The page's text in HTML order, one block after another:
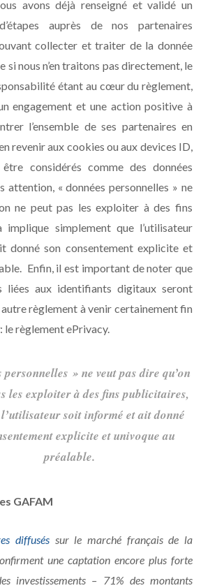
avons déjà renseigné et validé un
auprès de nos partenaires
collecter et traiter de la donnée
si nous n’en traitons pas directement, le
étant au cœur du règlement,
engagement et une action positive à
l’ensemble de ses partenaires en
revenir aux cookies ou aux devices ID,
considérés comme des données
attention, « données personnelles » ne
ne peut pas les exploiter à des fins
implique simplement que l’utilisateur
donné son consentement explicite et
Enfin, il est important de noter que
liées aux identifiants digitaux seront
règlement à venir certainement fin
le règlement ePrivacy.
personnelles » ne veut pas dire qu’on
les exploiter à des fins publicitaires,
soit informé et ait donné
explicite et univoque au
préalable.
GAFAM
diffusés sur le marché français de la
une captation encore plus forte
investissements – 71% des montants